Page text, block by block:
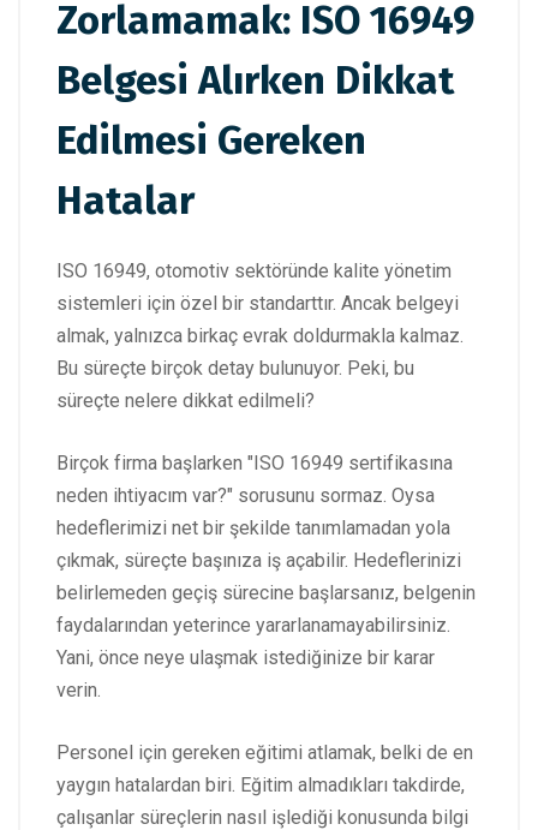
Zorlamamak: ISO 16949
Belgesi Alırken Dikkat
Edilmesi Gereken
Hatalar
ISO 16949, otomotiv sektöründe kalite yönetim
sistemleri için özel bir standarttır. Ancak belgeyi
almak, yalnızca birkaç evrak doldurmakla kalmaz.
Bu süreçte birçok detay bulunuyor. Peki, bu
süreçte nelere dikkat edilmeli?
Birçok firma başlarken "ISO 16949 sertifikasına
neden ihtiyacım var?" sorusunu sormaz. Oysa
hedeflerimizi net bir şekilde tanımlamadan yola
çıkmak, süreçte başınıza iş açabilir. Hedeflerinizi
belirlemeden geçiş sürecine başlarsanız, belgenin
faydalarından yeterince yararlanamayabilirsiniz.
Yani, önce neye ulaşmak istediğinize bir karar
verin.
Personel için gereken eğitimi atlamak, belki de en
yaygın hatalardan biri. Eğitim almadıkları takdirde,
çalışanlar süreçlerin nasıl işlediği konusunda bilgi